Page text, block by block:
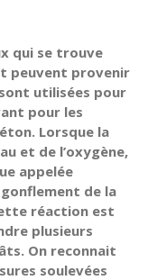
qui se trouve
peuvent provenir
utilisées pour
pour les
Lorsque la
et de l’oxygène,
appelée
de la
réaction est
plusieurs
On reconnait
soulevées